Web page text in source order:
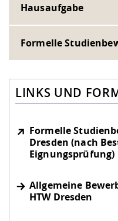
Hausaufgabe
Formelle
LINKS UND
Formelle
Dresden (nach
Eignungsprüfung)
Allgemeine
HTW Dresden